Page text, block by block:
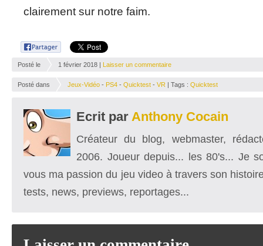
clairement sur notre faim.
Posté le 1 février 2018 | Laisser un commentaire
Posté dans Jeux-Vidéo - PS4 - Quicktest - VR | Tags : Quicktest
Ecrit par Anthony Cocain
Créateur du blog, webmaster,
2006. Joueur depuis... les 80's... Je
vous ma passion du jeu video à travers son
tests, news, previews, reportages...